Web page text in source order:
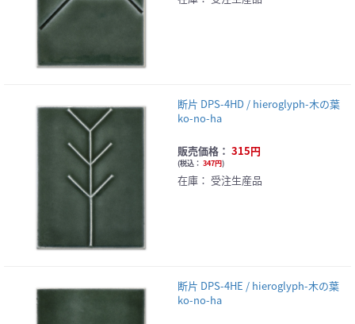
断片 DPS-4HD / hieroglyph-木の葉
ko-no-ha
販売価格： 315円
(税込： 347円)
在庫： 受注生産品
断片 DPS-4HE / hieroglyph-木の葉
ko-no-ha